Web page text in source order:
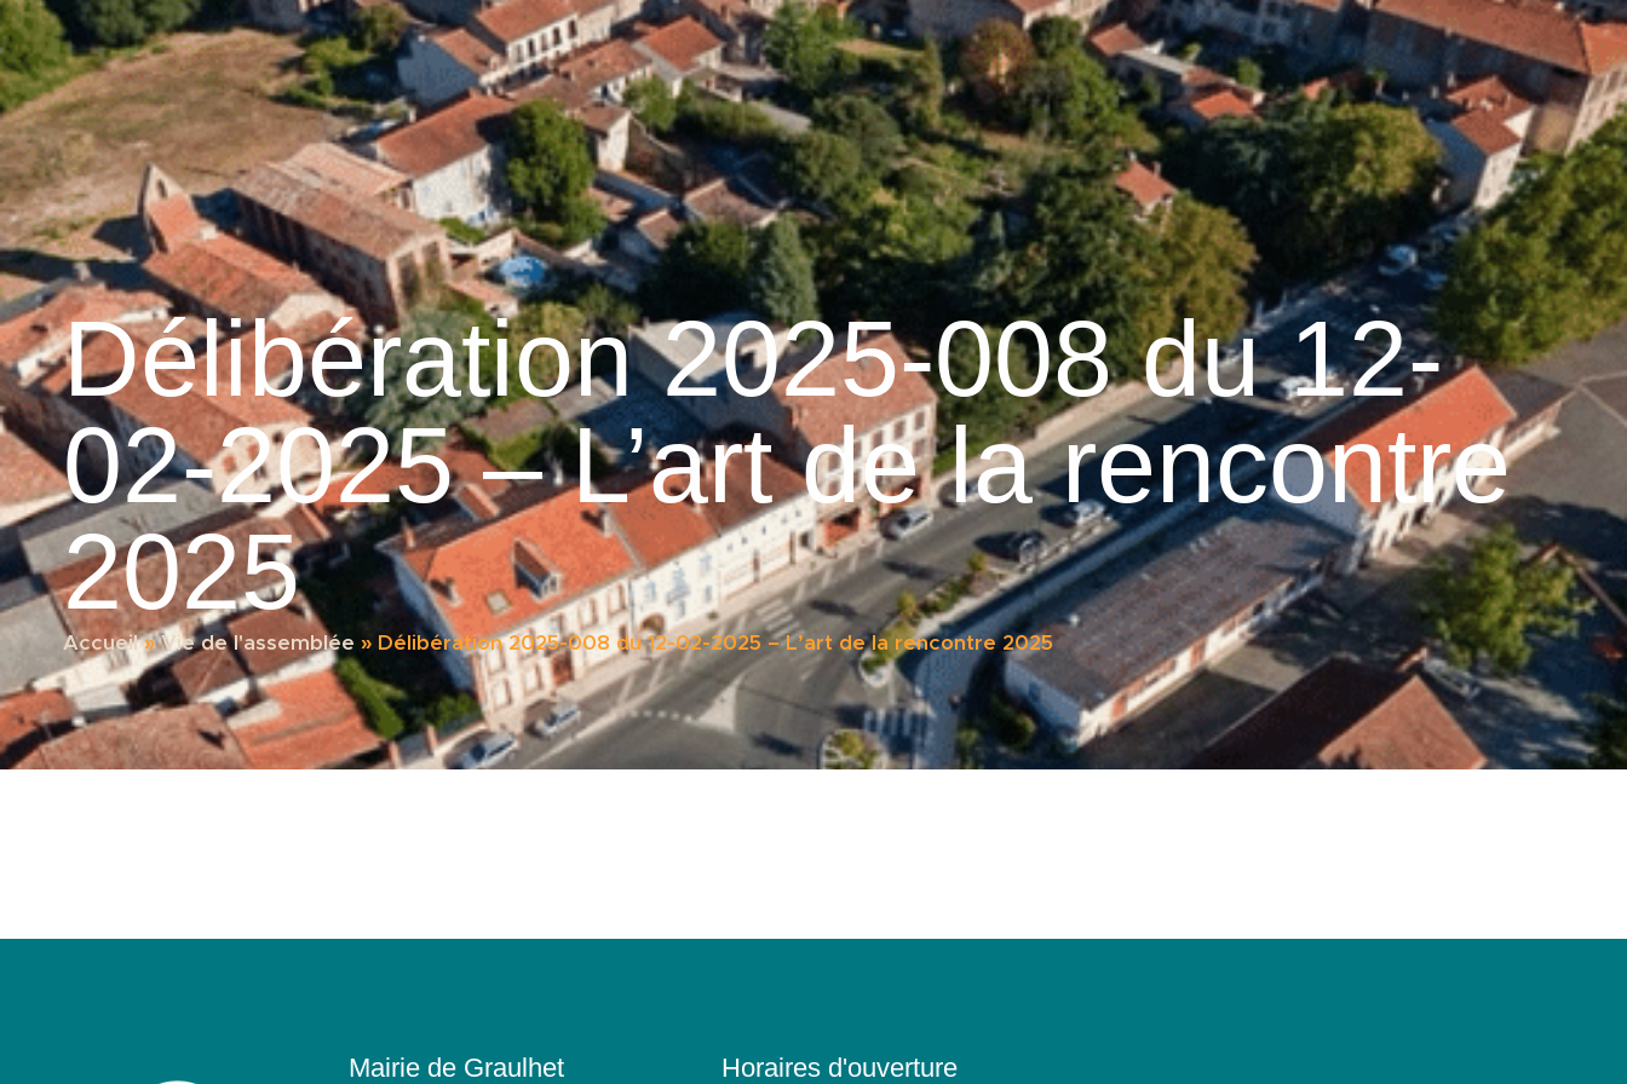
principal
Graulhet et le cuir Accueil Découvrir Graulhet Vie municipale Graulhet au quotidien Services pratiques 24 °C
Délibération 2025-008 du 12-
02-2025 – L’art de la rencontre
2025
Accueil»Vie de l'assemblée » Délibération 2025-008 du 12-02-2025 – L’art de la rencontre 2025
Mairie de Graulhet Horaires d'ouverture